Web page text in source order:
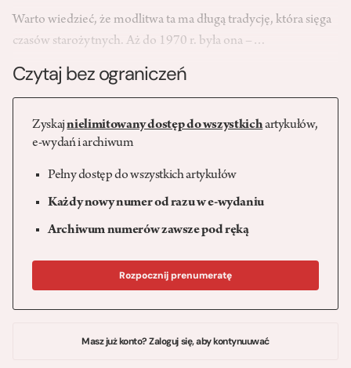
Warto wiedzieć, że modlitwa ta ma długą tradycję, która sięga
czasów starożytnych. Aż do 1970 r. była ona –…
Czytaj bez ograniczeń
Zyskajnielimitowany dostęp do wszystkichartykułów,
e-wydań i archiwum
Pełny dostęp do wszystkich artykułów
Każdy nowy numer od razu w e-wydaniu
Archiwum numerów zawsze pod ręką
Rozpocznij prenumeratę
Masz już konto? Zaloguj się, aby kontynuuwać